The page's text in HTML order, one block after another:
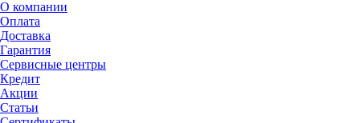
О компании
Оплата
Доставка
Гарантия
Сервисные центры
Кредит
Акции
Статьи